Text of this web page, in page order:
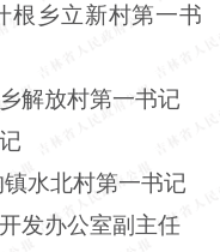
根乡立新村第一书
解放村第一书记
水北村第一书记
发办公室副主任